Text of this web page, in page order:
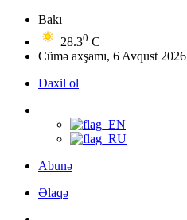
Bakı
28.30 C
Cümə axşamı, 6 Avqust 2026
Daxil ol
Abunə
Əlaqə